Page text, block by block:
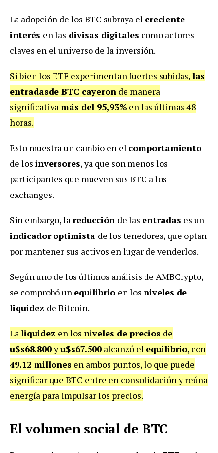
La adopción de los BTC subraya el creciente
interés en las divisas digitales como actores
claves en el universo de la inversión.
Si bien los ETF experimentan fuertes subidas,las
entradasde BTC cayeron de manera
significativamás del 95,93% en las últimas 48
horas.
Esto muestra un cambio en el comportamiento
de los inversores, ya que son menos los
participantes que mueven sus BTC a los
exchanges.
Sin embargo, lareducción de las entradas es un
indicador optimista de los tenedores, que optan
por mantener sus activos en lugar de venderlos.
Según uno de los últimos análisis de AMBCrypto,
se comprobó un equilibrio en los niveles de
liquidez de Bitcoin.
Laliquidez en los niveles de precios de
u$s68.800yu$s67.500 alcanzó el equilibrio, con
49.12 millones en ambos puntos, lo que puede
significar que BTC entre en consolidación y reúna
energía para impulsar los precios.
El volumen social de BTC